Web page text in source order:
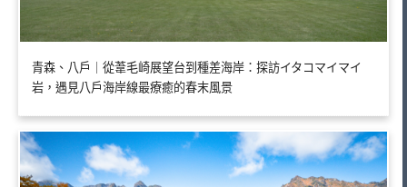
青森、八戶｜從葦毛崎展望台到種差海岸：探訪イタコマイマイ
岩，遇見八戶海岸線最療癒的春末風景